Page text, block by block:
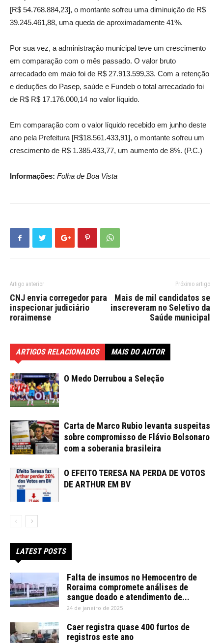
[R$ 54.768.884,23], o montante sofreu uma diminuição de R$
39.245.461,88, uma queda de aproximadamente 41%.
Por sua vez, a administração municipal teve um crescimento
em comparação com o mês passado. O valor bruto
arrecadado em maio foi de R$ 27.913.599,33. Com a retenção
e deduções do Pasep, saúde e Fundeb o total arrecadado foi
de R$ R$ 17.176.000,14 no valor líquido.
Em comparação com o valor líquido recebido em junho deste
ano pela Prefeitura [R$18.561.433,91], o montante sofreu um
crescimento de R$ 1.385.433,77, um aumento de 8%. (P.C.)
Informações: Folha de Boa Vista
Artigo anterior
CNJ envia corregedor para
inspecionar judiciário
roraimense
Próximo artigo
Mais de mil candidatos se
inscreveram no Seletivo da
Saúde municipal
ARTIGOS RELACIONADOS MAIS DO AUTOR
O Medo Derrubou a Seleção
Carta de Marco Rubio levanta suspeitas
sobre compromisso de Flávio Bolsonaro
com a soberania brasileira
O EFEITO TERESA NA PERDA DE VOTOS
DE ARTHUR EM BV
LATEST POSTS
Falta de insumos no Hemocentro de
Roraima compromete análises de
sangue doado e atendimento de...
24 de janeiro de 2025
Caer registra quase 400 furtos de
registros este ano